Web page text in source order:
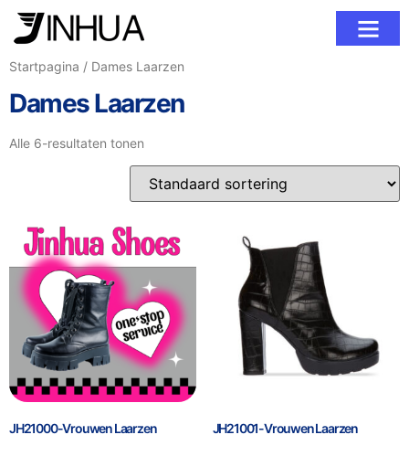
Startpagina / Dames Laarzen
Dames Laarzen
Alle 6-resultaten tonen
JH21000-Vrouwen Laarzen JH21001-Vrouwen Laarzen